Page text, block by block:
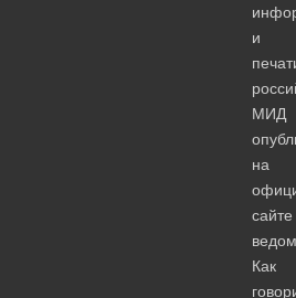
и
МИД
на
сайте
Как